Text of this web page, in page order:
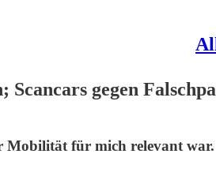
Scancars gegen
Mobilität für mich relevant war.